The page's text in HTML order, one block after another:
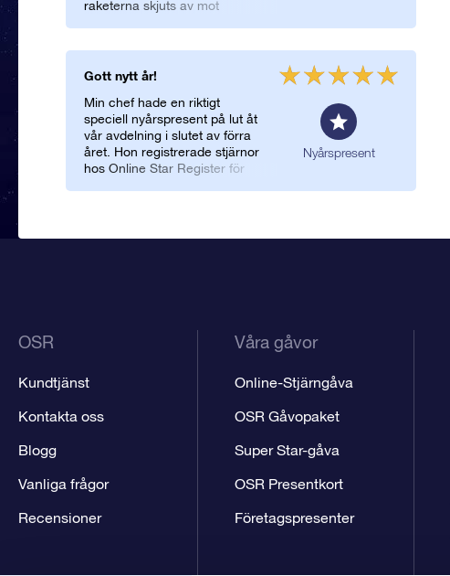
raketerna skjuts av mot
Online Star Register kan du
ge en unik och personlig
nyårspresent som varar länge.
Gott nytt år!
Min chef hade en riktigt
speciell nyårspresent på lut åt
vår avdelning i slutet av förra
året. Hon registrerade stjärnor
hos Online Star Register för
Nyårspresent
OSR
Kundtjänst
Kontakta oss
Blogg
Vanliga frågor
Recensioner
Våra gåvor
Online-Stjärngåva
OSR Gåvopaket
Super Star-gåva
OSR Presentkort
Företagspresenter